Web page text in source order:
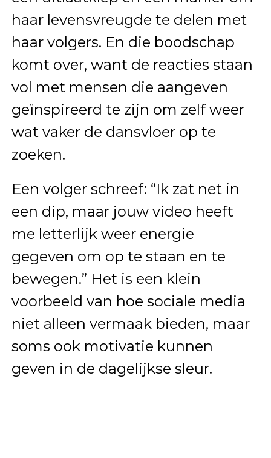
haar levensvreugde te delen met
haar volgers. En die boodschap
komt over, want de reacties staan
vol met mensen die aangeven
geïnspireerd te zijn om zelf weer
wat vaker de dansvloer op te
zoeken.
Een volger schreef: “Ik zat net in
een dip, maar jouw video heeft
me letterlijk weer energie
gegeven om op te staan en te
bewegen.” Het is een klein
voorbeeld van hoe sociale media
niet alleen vermaak bieden, maar
soms ook motivatie kunnen
geven in de dagelijkse sleur.